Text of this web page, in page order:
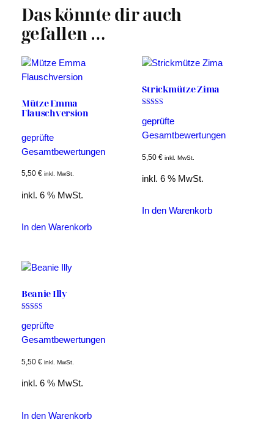
Das könnte dir auch
gefallen …
Mütze Emma
Flauschversion
geprüfte
Gesamtbewertungen
5,50 € inkl. MwSt.
inkl. 6 % MwSt.
In den Warenkorb
Strickmütze Zima
5.00
von 5
geprüfte
Gesamtbewertungen
5,50 € inkl. MwSt.
inkl. 6 % MwSt.
In den Warenkorb
Beanie Illy
5.00
von 5
geprüfte
Gesamtbewertungen
5,50 € inkl. MwSt.
inkl. 6 % MwSt.
In den Warenkorb